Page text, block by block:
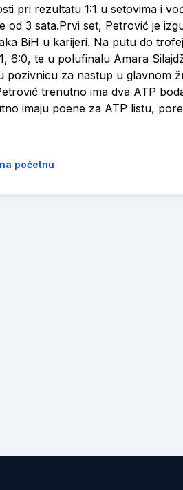
pri rezultatu 1:1 u setovima i
od 3 sata.Prvi set, Petrović je
BiH u karijeri. Na putu do
6:0, te u polufinalu Amara
pozivnicu za nastup u glavnom
trenutno ima dva ATP
imaju poene za ATP listu,
početnu